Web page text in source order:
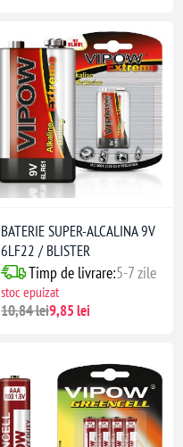
BATERIE SUPER-ALCALINA 9V
6LF22 / BLISTER
Timp de livrare:5-7 zile
stoc epuizat
10,84 lei9,85 lei